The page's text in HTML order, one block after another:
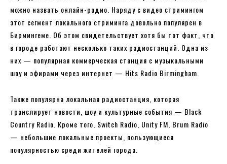
можно назвать онлайн-радио. Наряду с видео стримингом
этот сегмент локального стриминга довольно популярен в
Бирмингеме. Об этом свидетельствует хотя бы тот факт, что
в городе работают несколько таких радиостанций. Одна из
них — популярная коммерческая станция с музыкальными
шоу и эфирами через интернет — Hits Radio Birmingham.
Также популярна локальная радиостанция, которая
транслирует новости, шоу и культурные события — Black
Country Radio. Кроме того, Switch Radio, Unity FM, Brum Radio
— небольшие локальные проекты, пользующиеся
популярностью среди жителей города.